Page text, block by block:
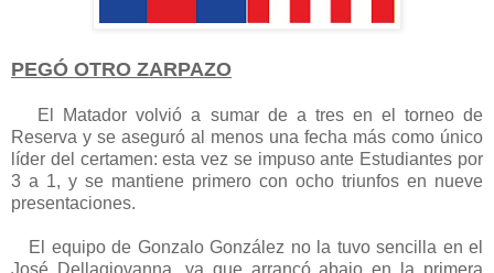
PEGÓ OTRO ZARPAZO
El Matador volvió a sumar de a tres en el torneo de
Reserva y se aseguró al menos una fecha más como único
líder del certamen: esta vez se impuso ante Estudiantes por
3 a 1, y se mantiene primero con ocho triunfos en nueve
presentaciones.
El equipo de Gonzalo González no la tuvo sencilla en el